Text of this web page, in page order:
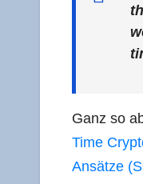
Ganz so
Time
Ansät­ze